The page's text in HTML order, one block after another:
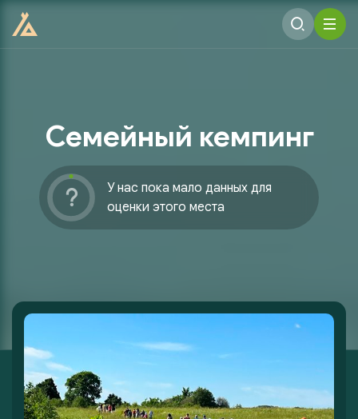
Семейный кемпинг
У нас пока мало данных для
оценки этого места